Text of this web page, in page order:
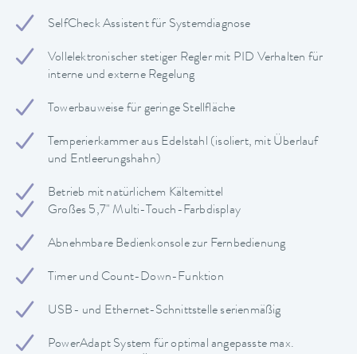
SelfCheck Assistent für Systemdiagnose
Vollelektronischer stetiger Regler mit PID Verhalten für
interne und externe Regelung
Towerbauweise für geringe Stellfläche
Temperierkammer aus Edelstahl (isoliert, mit Überlauf
und Entleerungshahn)
Betrieb mit natürlichem Kältemittel
Großes 5,7" Multi-Touch-Farbdisplay
Abnehmbare Bedienkonsole zur Fernbedienung
Timer und Count-Down-Funktion
USB- und Ethernet-Schnittstelle serienmäßig
PowerAdapt System für optimal angepasste max.